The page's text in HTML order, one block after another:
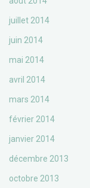
juillet 2014
juin 2014
mai 2014
avril 2014
mars 2014
février 2014
janvier 2014
décembre 2013
octobre 2013